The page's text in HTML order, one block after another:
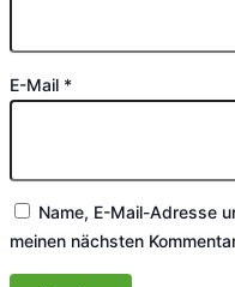
E-Mail *
Name, E-Mail-Adresse
meinen nächsten